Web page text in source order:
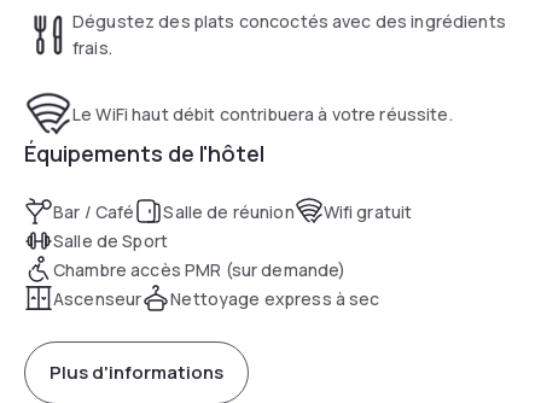
Downtown. A business centre with fax and photocopying
services is available.
Cobo Hall Convention Center and Joe Louis Arena, home to
professional hockey's Red Wings, are just steps from this
hotel. Fox Theatre is 10 minutes’ walk away.
Dégustez des plats concoctés avec des ingrédients
frais.
Le WiFi haut débit contribuera à votre réussite.
Équipements de l'hôtel
Bar / Café Salle de réunion
Wifi gratuit
Salle de Sport
Chambre accès PMR (sur demande)
Ascenseur
Nettoyage express à sec
Plus d'informations